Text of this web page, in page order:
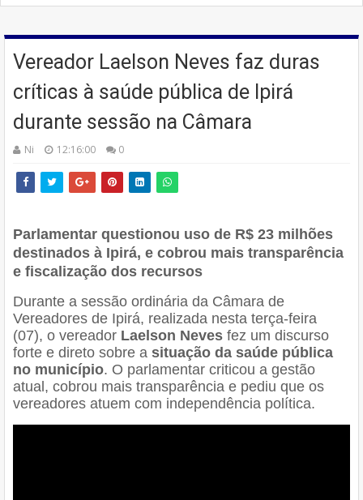
Vereador Laelson Neves faz duras
críticas à saúde pública de Ipirá
durante sessão na Câmara
Ni 12:16:00 0
Parlamentar questionou uso de R$ 23 milhões
destinados à Ipirá, e cobrou mais transparência
e fiscalização dos recursos
Durante a sessão ordinária da Câmara de
Vereadores de Ipirá, realizada nesta terça-feira
(07), o vereador Laelson Neves fez um discurso
forte e direto sobre a situação da saúde pública
no município. O parlamentar criticou a gestão
atual, cobrou mais transparência e pediu que os
vereadores atuem com independência política.